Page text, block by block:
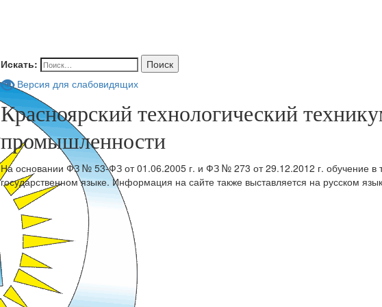
Искать:
Поиск
Версия для слабовидящих
Красноярский технологический
промышленности
На основании ФЗ № 53-ФЗ от 01.06.2005 г. и ФЗ № 273 от 29.12.2012 г. обучение в
государственном языке. Информация на сайте также выставляется на русском